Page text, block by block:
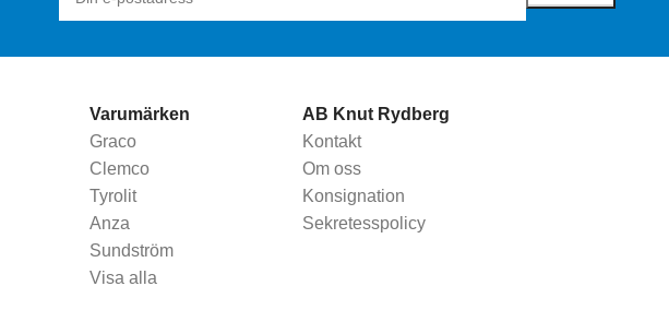
Varumärken
Graco
Clemco
Tyrolit
Anza
Sundström
Visa alla
AB Knut Rydberg
Kontakt
Om oss
Konsignation
Sekretesspolicy